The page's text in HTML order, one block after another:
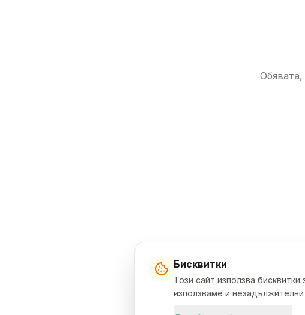
Бисквитки
Този сайт използва
използваме и незадължителни